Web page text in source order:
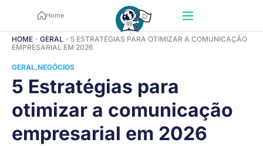
Home
HOME - GERAL - 5 ESTRATÉGIAS PARA OTIMIZAR A COMUNICAÇÃO
EMPRESARIAL EM 2026
GERAL NEGÓCIOS
5 Estratégias para
otimizar a comunicação
empresarial em 2026